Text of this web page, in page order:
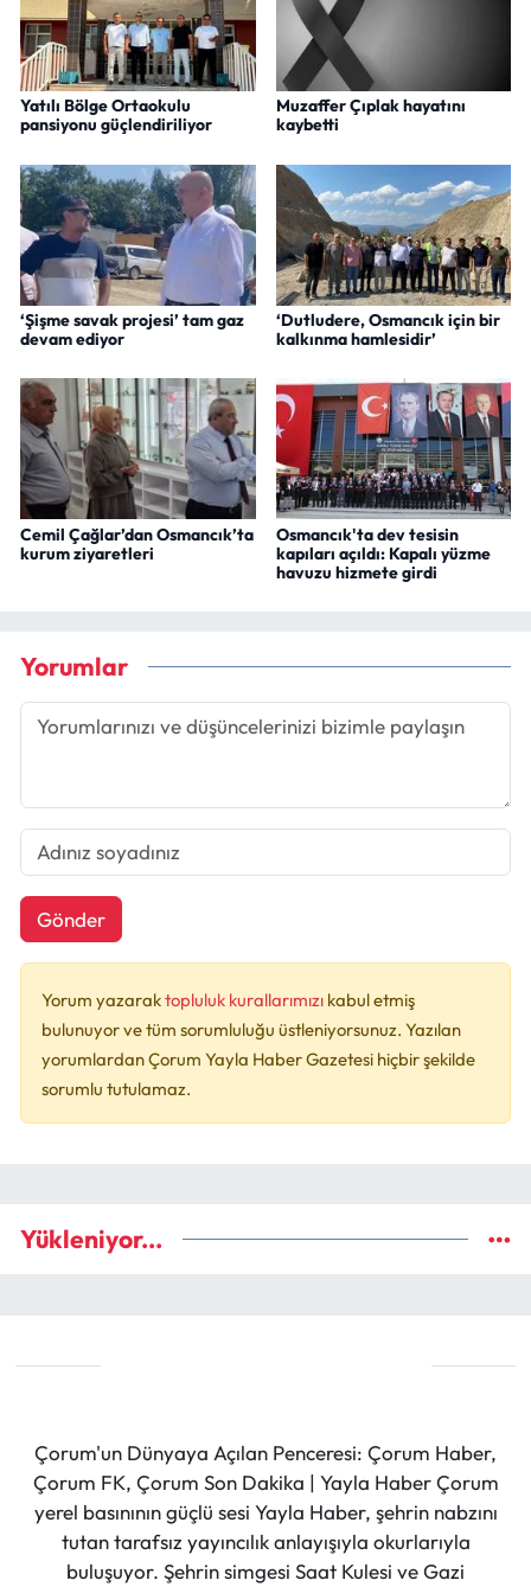
Yatılı Bölge Ortaokulu
pansiyonu güçlendiriliyor
Muzaffer Çıplak hayatını
kaybetti
‘Şişme savak projesi’ tam gaz
devam ediyor
‘Dutludere, Osmancık için bir
kalkınma hamlesidir’
Cemil Çağlar’dan Osmancık’ta
kurum ziyaretleri
Osmancık'ta dev tesisin
kapıları açıldı: Kapalı yüzme
havuzu hizmete girdi
Yorumlar
Gönder
Yorum yazaraktopluluk kurallarımızı kabul etmiş
bulunuyor ve tüm sorumluluğu üstleniyorsunuz. Yazılan
yorumlardan Çorum Yayla Haber Gazetesi hiçbir şekilde
sorumlu tutulamaz.
Yükleniyor...
Çorum'un Dünyaya Açılan Penceresi: Çorum Haber,
Çorum FK, Çorum Son Dakika | Yayla Haber Çorum
yerel basınının güçlü sesi Yayla Haber, şehrin nabzını
tutan tarafsız yayıncılık anlayışıyla okurlarıyla
buluşuyor. Şehrin simgesi Saat Kulesi ve Gazi